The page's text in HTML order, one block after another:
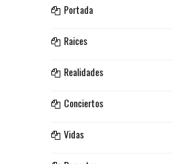
Portada
Raices
Realidades
Conciertos
Vidas